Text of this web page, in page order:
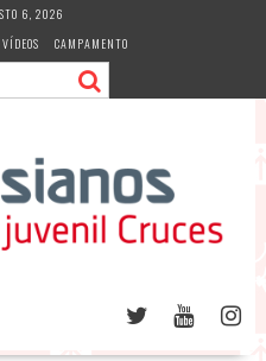
6, 2026
VÍDEOS CAMPAMENTO